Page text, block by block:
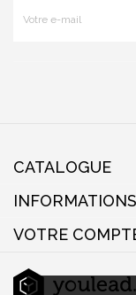
CATALOGUE
INFORMATIONS
VOTRE